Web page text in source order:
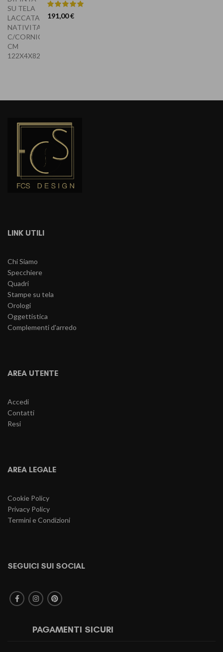
191,00€
LINK UTILI
Chi Siamo
Specchiere
Quadri
Stampe su tela
Orologi
Oggettistica
Complementi d'arredo
AREA UTENTE
Accedi
Contatti
Resi
AREA LEGALE
Cookie Policy
Privacy Policy
Termini e Condizioni
SEGUICI SUI SOCIAL
PAGAMENTI SICURI